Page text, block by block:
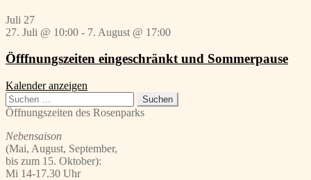
Juli 27
27. Juli @ 10:00 - 7. August @ 17:00
Öfffnungszeiten eingeschränkt und Sommerpause
Kalender anzeigen
Suchen
nach:
Öffnungszeiten des Rosenparks
Nebensaison
(Mai, August, September,
bis zum 15. Oktober):
Mi 14-17.30 Uhr